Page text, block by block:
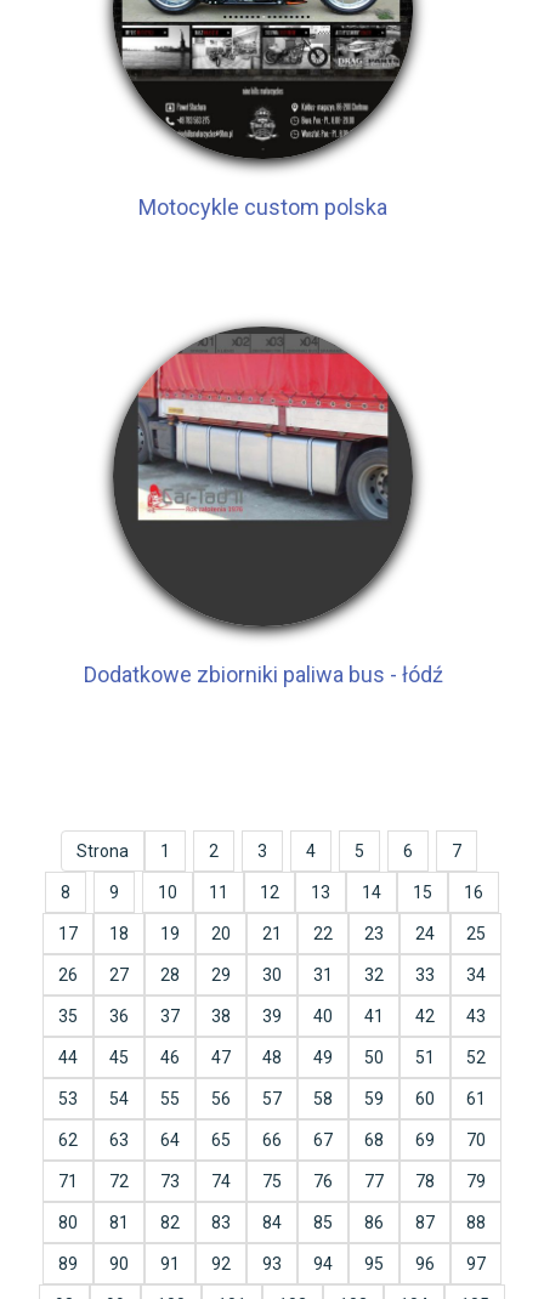
Motocykle custom polska
Dodatkowe zbiorniki paliwa bus - łódź
Strona 1 2 3 4 5 6 7
8 9 10 11 12 13 14 15 16
17 18 19 20 21 22 23 24 25
26 27 28 29 30 31 32 33 34
35 36 37 38 39 40 41 42 43
44 45 46 47 48 49 50 51 52
53 54 55 56 57 58 59 60 61
62 63 64 65 66 67 68 69 70
71 72 73 74 75 76 77 78 79
80 81 82 83 84 85 86 87 88
89 90 91 92 93 94 95 96 97